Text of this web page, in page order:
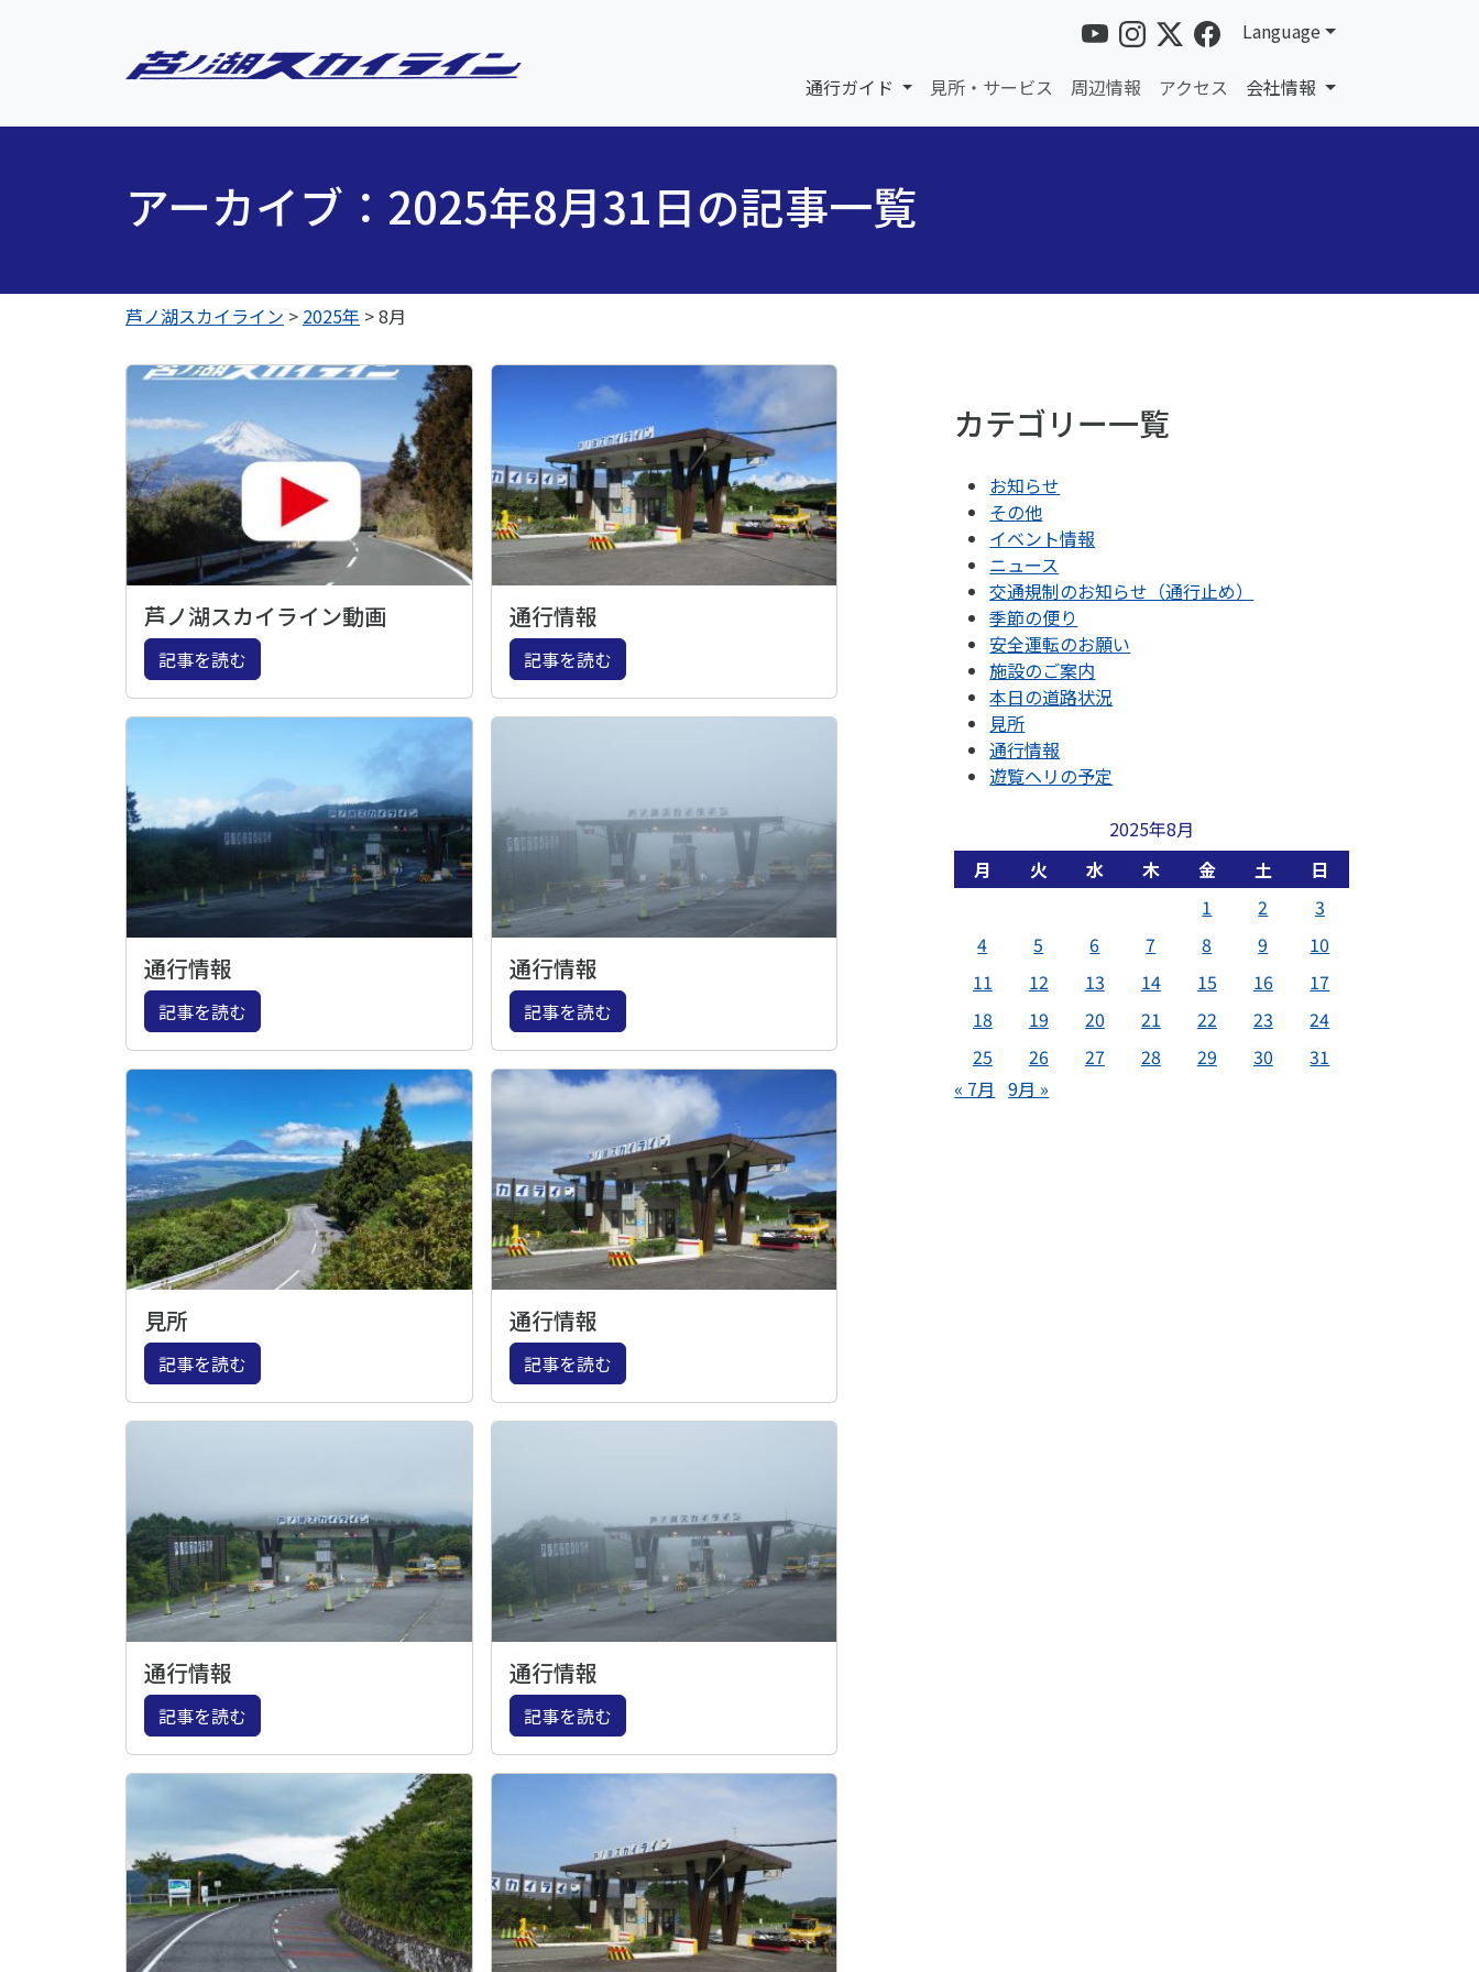
Language
通行ガイド 見所・サービス 周辺情報 アクセス 会社情報
アーカイブ：2025年8月31日の記事一覧
芦ノ湖スカイライン > 2025年 >8月
芦ノ湖スカイライン動画
記事を読む
通行情報
記事を読む
通行情報
記事を読む
通行情報
記事を読む
見所
記事を読む
通行情報
記事を読む
通行情報
記事を読む
通行情報
記事を読む
カテゴリー一覧
お知らせ
その他
イベント情報
ニュース
交通規制のお知らせ（通行止め）
季節の便り
安全運転のお願い
施設のご案内
本日の道路状況
見所
通行情報
遊覧ヘリの予定
2025年8月
月
火 水 木 金 土
日
1
2
3
4
5 6 7 8 9
10
11
12 13 14 15 16
17
18
19 20 21 22 23
24
25
26 27 28 29 30
31
« 7月 9月 »